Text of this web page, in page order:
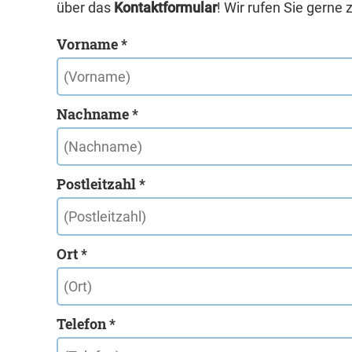
über das Kontaktformular! Wir rufen Sie gerne
Vorname *
Nachname *
Postleitzahl *
Ort *
Telefon *